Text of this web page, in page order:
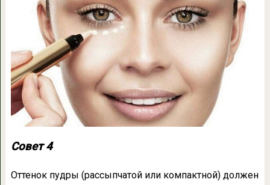
Совет 4
Оттенок пудры (рассыпчатой или компактной) должен